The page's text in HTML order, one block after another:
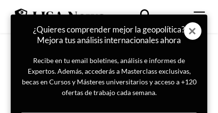
¿Quieres comprender mejor la geopolítica?
Mejora tus análisis internacionales ahora
Recibe en tu email boletines, análisis e informes de
Expertos. Además, accederás a Masterclass exclusivas,
becas en Cursos y Másteres universitarios y acceso a +120
ofertas de trabajo cada semana.